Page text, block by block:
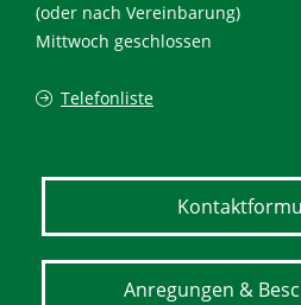
(oder nach Vereinbarung)
Mittwoch geschlossen
Telefonliste
Anregungen &